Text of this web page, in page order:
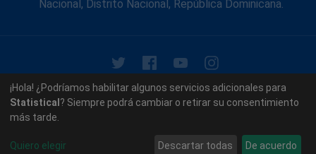
Nacional, Distrito Nacional, República Dominicana.
© 2026 - Memoria Histórica del Senado de la República
Dominicana. Todos los derechos reservados.
¡Hola! ¿Podríamos habilitar algunos servicios adicionales para
Statistical ? Siempre podrá cambiar o retirar su consentimiento
más tarde.
Quiero elegir Descartar todas De acuerdo